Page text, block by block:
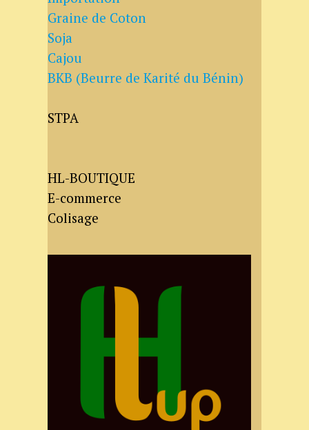
Graine de Coton
Soja
Cajou
BKB (Beurre de Karité du Bénin)
STPA
HL-BOUTIQUE
E-commerce
Colisage